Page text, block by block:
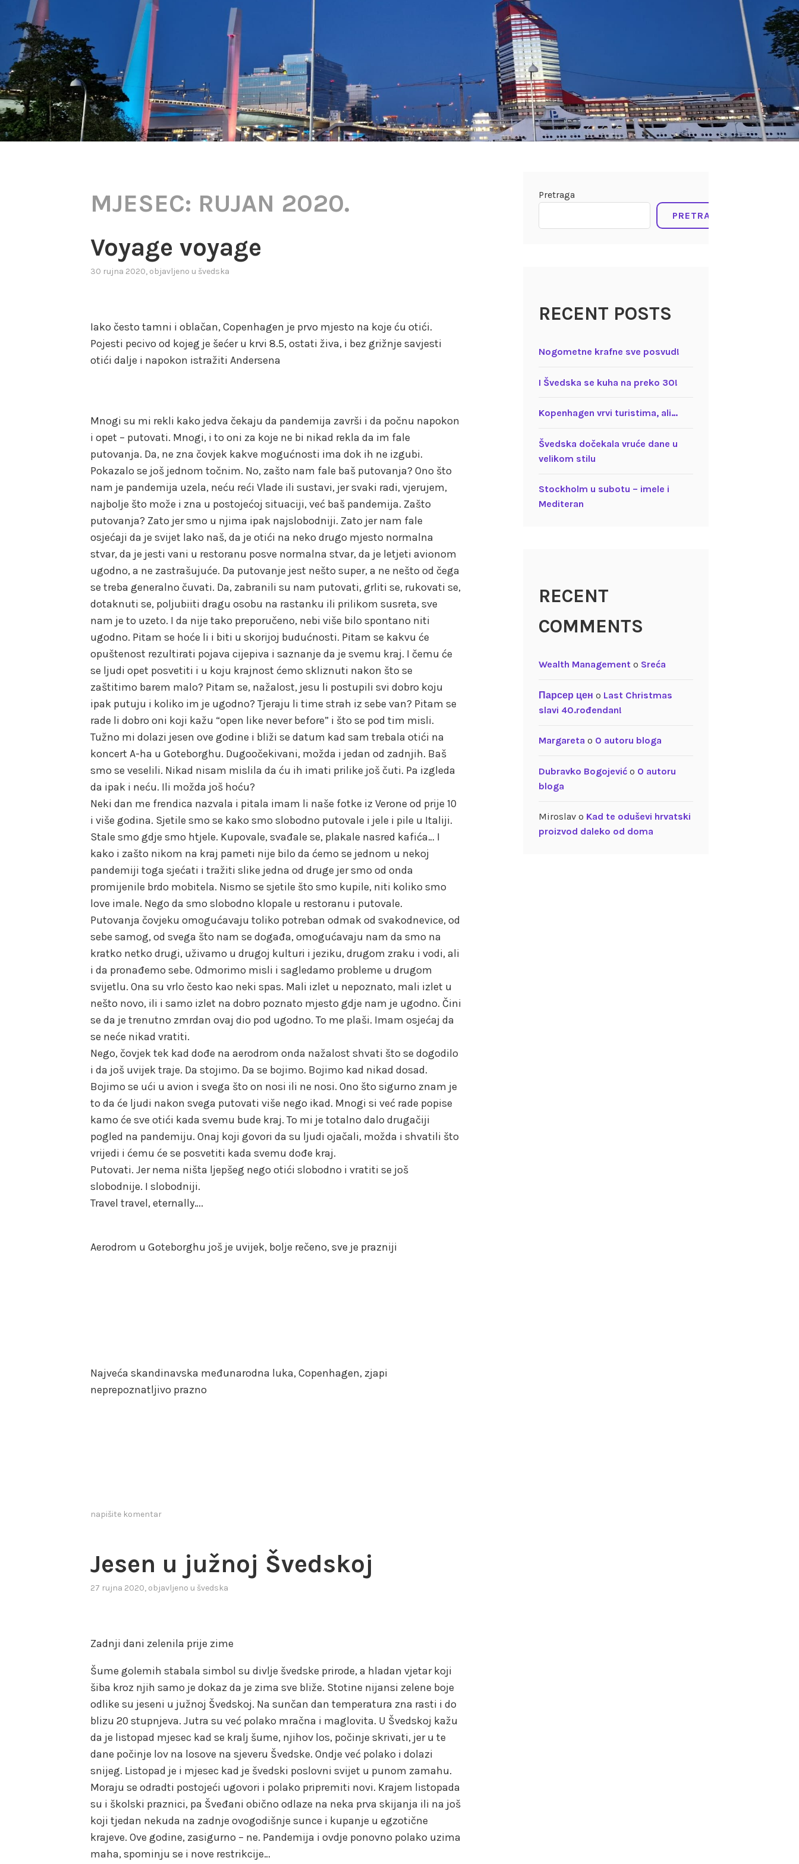
MJESEC: RUJAN 2020.
Voyage voyage
30 rujna 2020, objavljeno u švedska
Iako često tamni i oblačan, Copenhagen je prvo mjesto na koje ću otići.
Pojesti pecivo od kojeg je šećer u krvi 8.5, ostati živa, i bez grižnje savjesti
otići dalje i napokon istražiti Andersena
Mnogi su mi rekli kako jedva čekaju da pandemija završi i da počnu napokon
i opet – putovati. Mnogi, i to oni za koje ne bi nikad rekla da im fale
putovanja. Da, ne zna čovjek kakve mogućnosti ima dok ih ne izgubi.
Pokazalo se još jednom točnim. No, zašto nam fale baš putovanja? Ono što
nam je pandemija uzela, neću reći Vlade ili sustavi, jer svaki radi, vjerujem,
najbolje što može i zna u postojećoj situaciji, već baš pandemija. Zašto
putovanja? Zato jer smo u njima ipak najslobodniji. Zato jer nam fale
osjećaji da je svijet lako naš, da je otići na neko drugo mjesto normalna
stvar, da je jesti vani u restoranu posve normalna stvar, da je letjeti avionom
ugodno, a ne zastrašujuće. Da putovanje jest nešto super, a ne nešto od čega
se treba generalno čuvati. Da, zabranili su nam putovati, grliti se, rukovati se,
dotaknuti se, poljubiiti dragu osobu na rastanku ili prilikom susreta, sve
nam je to uzeto. I da nije tako preporučeno, nebi više bilo spontano niti
ugodno. Pitam se hoće li i biti u skorijoj budućnosti. Pitam se kakvu će
opuštenost rezultirati pojava cijepiva i saznanje da je svemu kraj. I čemu će
se ljudi opet posvetiti i u koju krajnost ćemo skliznuti nakon što se
zaštitimo barem malo? Pitam se, nažalost, jesu li postupili svi dobro koju
ipak putuju i koliko im je ugodno? Tjeraju li time strah iz sebe van? Pitam se
rade li dobro oni koji kažu “open like never before” i što se pod tim misli.
Tužno mi dolazi jesen ove godine i bliži se datum kad sam trebala otići na
koncert A-ha u Goteborghu. Dugoočekivani, možda i jedan od zadnjih. Baš
smo se veselili. Nikad nisam mislila da ću ih imati prilike još čuti. Pa izgleda
da ipak i neću. Ili možda još hoću?
Neki dan me frendica nazvala i pitala imam li naše fotke iz Verone od prije 10
i više godina. Sjetile smo se kako smo slobodno putovale i jele i pile u Italiji.
Stale smo gdje smo htjele. Kupovale, svađale se, plakale nasred kafića… I
kako i zašto nikom na kraj pameti nije bilo da ćemo se jednom u nekoj
pandemiji toga sjećati i tražiti slike jedna od druge jer smo od onda
promijenile brdo mobitela. Nismo se sjetile što smo kupile, niti koliko smo
love imale. Nego da smo slobodno klopale u restoranu i putovale.
Putovanja čovjeku omogućavaju toliko potreban odmak od svakodnevice, od
sebe samog, od svega što nam se događa, omogućavaju nam da smo na
kratko netko drugi, uživamo u drugoj kulturi i jeziku, drugom zraku i vodi, ali
i da pronađemo sebe. Odmorimo misli i sagledamo probleme u drugom
svijetlu. Ona su vrlo često kao neki spas. Mali izlet u nepoznato, mali izlet u
nešto novo, ili i samo izlet na dobro poznato mjesto gdje nam je ugodno. Čini
se da je trenutno zmrdan ovaj dio pod ugodno. To me plaši. Imam osjećaj da
se neće nikad vratiti.
Nego, čovjek tek kad dođe na aerodrom onda nažalost shvati što se dogodilo
i da još uvijek traje. Da stojimo. Da se bojimo. Bojimo kad nikad dosad.
Bojimo se ući u avion i svega što on nosi ili ne nosi. Ono što sigurno znam je
to da će ljudi nakon svega putovati više nego ikad. Mnogi si već rade popise
kamo će sve otići kada svemu bude kraj. To mi je totalno dalo drugačiji
pogled na pandemiju. Onaj koji govori da su ljudi ojačali, možda i shvatili što
vrijedi i ćemu će se posvetiti kada svemu dođe kraj.
Putovati. Jer nema ništa ljepšeg nego otići slobodno i vratiti se još
slobodnije. I slobodniji.
Travel travel, eternally….
Aerodrom u Goteborghu još je uvijek, bolje rečeno, sve je prazniji
Najveća skandinavska međunarodna luka, Copenhagen, zjapi
neprepoznatljivo prazno
napišite komentar
Jesen u južnoj Švedskoj
27 rujna 2020, objavljeno u švedska
Zadnji dani zelenila prije zime
Šume golemih stabala simbol su divlje švedske prirode, a hladan vjetar koji
šiba kroz njih samo je dokaz da je zima sve bliže. Stotine nijansi zelene boje
odlike su jeseni u južnoj Švedskoj. Na sunčan dan temperatura zna rasti i do
blizu 20 stupnjeva. Jutra su već polako mračna i maglovita. U Švedskoj kažu
da je listopad mjesec kad se kralj šume, njihov los, počinje skrivati, jer u te
dane počinje lov na losove na sjeveru Švedske. Ondje već polako i dolazi
snijeg. Listopad je i mjesec kad je švedski poslovni svijet u punom zamahu.
Moraju se odradti postojeći ugovori i polako pripremiti novi. Krajem listopada
su i školski praznici, pa Šveđani obično odlaze na neka prva skijanja ili na još
koji tjedan nekuda na zadnje ovogodišnje sunce i kupanje u egzotične
krajeve. Ove godine, zasigurno – ne. Pandemija i ovdje ponovno polako uzima
maha, spominju se i nove restrikcije…
Pretraga
PRETRAGA
RECENT POSTS
Nogometne krafne sve posvud!
I Švedska se kuha na preko 30!
Kopenhagen vrvi turistima, ali…
Švedska dočekala vruće dane u
velikom stilu
Stockholm u subotu – imele i
Mediteran
RECENT
COMMENTS
Wealth Managemento Sreća
Парсер цен o Last Christmas
slavi 40.rođendan!
Margareta o O autoru bloga
Dubravko Bogojevićo O autoru
bloga
Miroslavo Kad te oduševi hrvatski
proizvod daleko od doma